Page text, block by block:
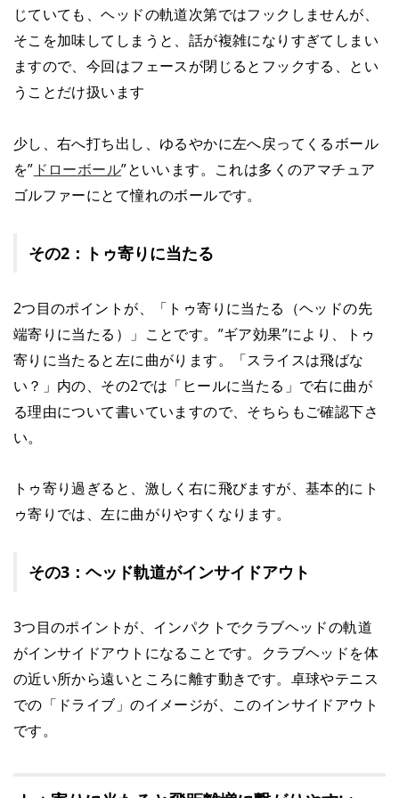
じていても、ヘッドの軌道次第ではフックしませんが、
そこを加味してしまうと、話が複雑になりすぎてしまい
ますので、今回はフェースが閉じるとフックする、とい
うことだけ扱います
少し、右へ打ち出し、ゆるやかに左へ戻ってくるボール
を” ドローボール”といいます。これは多くのアマチュア
ゴルファーにとて憧れのボールです。
その2：トゥ寄りに当たる
2つ目のポイントが、「トゥ寄りに当たる（ヘッドの先
端寄りに当たる）」ことです。”ギア効果”により、トゥ
寄りに当たると左に曲がります。「スライスは飛ばな
い？」内の、その2では「ヒールに当たる」で右に曲が
る理由について書いていますので、そちらもご確認下さ
い。
トゥ寄り過ぎると、激しく右に飛びますが、基本的にト
ゥ寄りでは、左に曲がりやすくなります。
その3：ヘッド軌道がインサイドアウト
3つ目のポイントが、インパクトでクラブヘッドの軌道
がインサイドアウトになることです。クラブヘッドを体
の近い所から遠いところに離す動きです。卓球やテニス
での「ドライブ」のイメージが、このインサイドアウト
です。